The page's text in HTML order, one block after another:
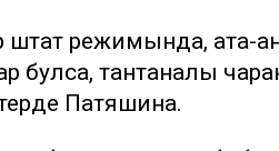
режимында, ата-
тантаналы
Патяшина.